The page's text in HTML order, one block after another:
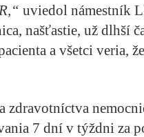
uviedol námestník
našťastie, už dlhší
a všetci veria,
zdravotníctva
7 dní v týždni za